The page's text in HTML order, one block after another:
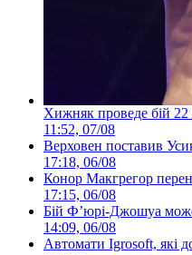
Хижняк проведе бій 22
11:52, 07/08
Верховен поставив
17:18, 06/08
Конор Макгрегор
17:15, 06/08
Бій Ф’юрі-Джошуа
14:09, 06/08
Автомати Igrosoft, які